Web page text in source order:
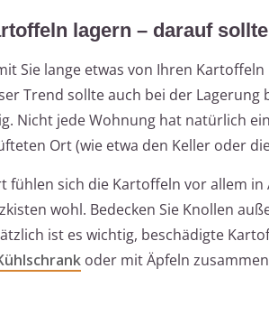
lagern – darauf
Sie lange etwas von Ihren
Trend sollte auch bei der
Nicht jede Wohnung hat natürlich
Ort (wie etwa den Keller oder
fühlen sich die Kartoffeln vor allem
wohl. Bedecken Sie Knollen
ist es wichtig, beschädigte
oder mit Äpfeln